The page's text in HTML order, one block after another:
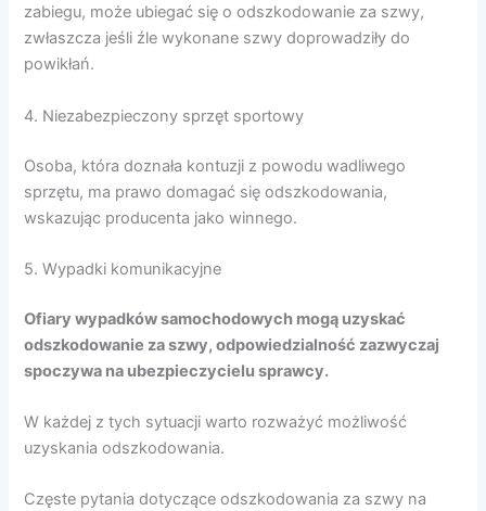
zabiegu, może ubiegać się o odszkodowanie za szwy,
zwłaszcza jeśli źle wykonane szwy doprowadziły do
powikłań.
4. Niezabezpieczony sprzęt sportowy
Osoba, która doznała kontuzji z powodu wadliwego
sprzętu, ma prawo domagać się odszkodowania,
wskazując producenta jako winnego.
5. Wypadki komunikacyjne
Ofiary wypadków samochodowych mogą uzyskać
odszkodowanie za szwy, odpowiedzialność zazwyczaj
spoczywa na ubezpieczycielu sprawcy.
W każdej z tych sytuacji warto rozważyć możliwość
uzyskania odszkodowania.
Częste pytania dotyczące odszkodowania za szwy na